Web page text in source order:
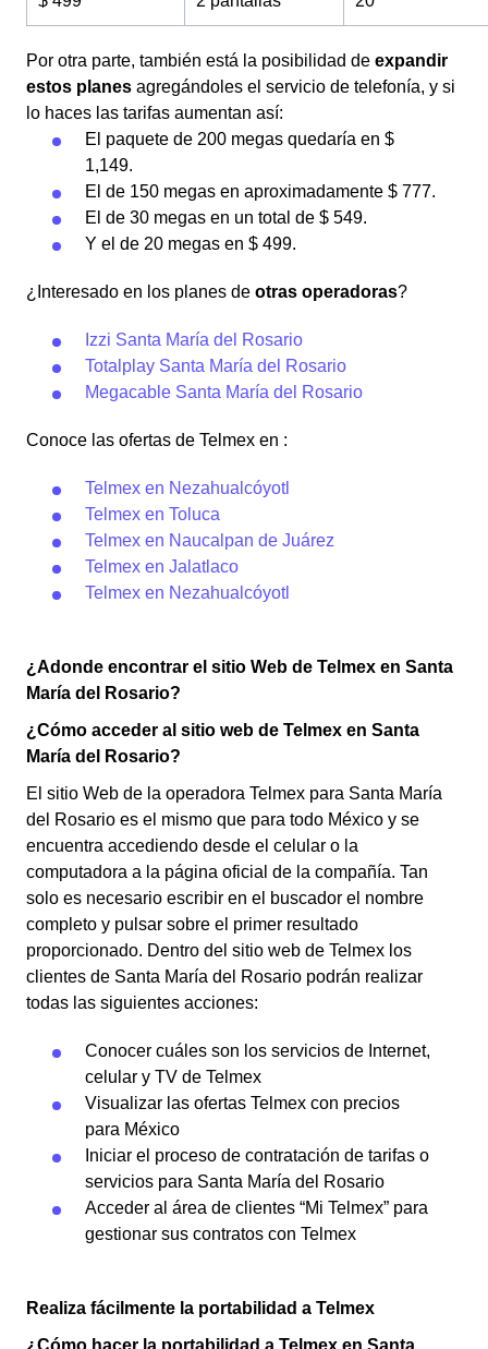
Por otra parte, también está la posibilidad de expandir
estos planes agregándoles el servicio de telefonía, y si
lo haces las tarifas aumentan así:
El paquete de 200 megas quedaría en $
1,149.
El de 150 megas en aproximadamente $ 777.
El de 30 megas en un total de $ 549.
Y el de 20 megas en $ 499.
¿Interesado en los planes de otras operadoras?
Izzi Santa María del Rosario
Totalplay Santa María del Rosario
Megacable Santa María del Rosario
Conoce las ofertas de Telmex en :
Telmex en Nezahualcóyotl
Telmex en Toluca
Telmex en Naucalpan de Juárez
Telmex en Jalatlaco
Telmex en Nezahualcóyotl
¿Adonde encontrar el sitio Web de Telmex en Santa
María del Rosario?
¿Cómo acceder al sitio web de Telmex en Santa
María del Rosario?
El sitio Web de la operadora Telmex para Santa María
del Rosario es el mismo que para todo México y se
encuentra accediendo desde el celular o la
computadora a la página oficial de la compañía. Tan
solo es necesario escribir en el buscador el nombre
completo y pulsar sobre el primer resultado
proporcionado. Dentro del sitio web de Telmex los
clientes de Santa María del Rosario podrán realizar
todas las siguientes acciones:
Conocer cuáles son los servicios de Internet,
celular y TV de Telmex
Visualizar las ofertas Telmex con precios
para México
Iniciar el proceso de contratación de tarifas o
servicios para Santa María del Rosario
Acceder al área de clientes “Mi Telmex” para
gestionar sus contratos con Telmex
Realiza fácilmente la portabilidad a Telmex
¿Cómo hacer la portabilidad a Telmex en Santa